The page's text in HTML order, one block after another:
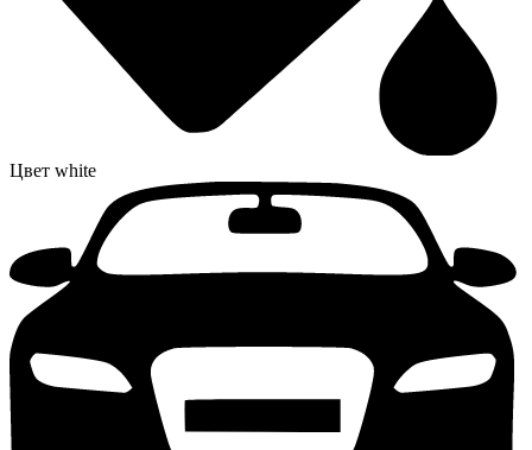
Цвет white